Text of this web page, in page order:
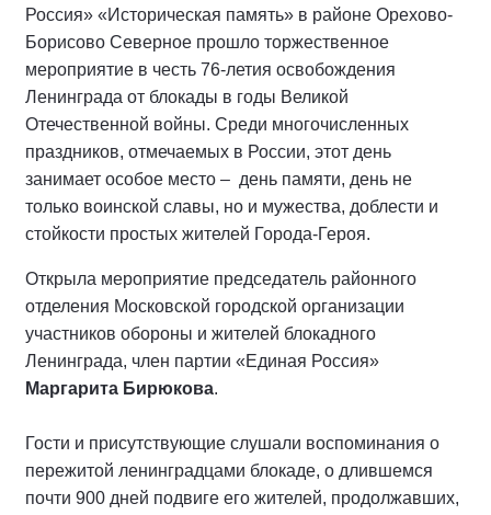
Россия» «Историческая память» в районе Орехово-
Борисово Северное прошло торжественное
мероприятие в честь 76-летия освобождения
Ленинграда от блокады в годы Великой
Отечественной войны. Среди многочисленных
праздников, отмечаемых в России, этот день
занимает особое место – день памяти, день не
только воинской славы, но и мужества, доблести и
стойкости простых жителей Города-Героя.
Открыла мероприятие председатель районного
отделения Московской городской организации
участников обороны и жителей блокадного
Ленинграда, член партии «Единая Россия»
Маргарита Бирюкова.
Гости и присутствующие слушали воспоминания о
пережитой ленинградцами блокаде, о длившемся
почти 900 дней подвиге его жителей, продолжавших,